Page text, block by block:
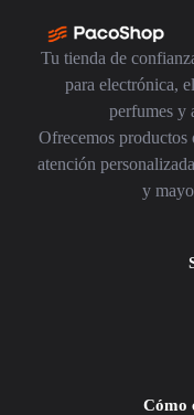
Tu tienda de
para electrónica,
perfumes y
Ofrecemos
atención
y
Cómo